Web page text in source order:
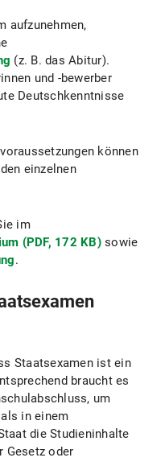
aufzunehmen,
(z. B. das Abitur).
und -bewerber
Deutschkenntnisse
können
einzelnen
im
(PDF, 172 KB)sowie
.
Staatsexamen ist ein
braucht es
um
in einem
die Studieninhalte
Gesetz oder